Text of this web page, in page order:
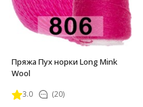
Пряжа Пух норки Long Mink
Wool
3.0 (20)